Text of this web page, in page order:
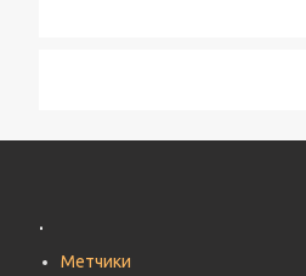
.
Метчики